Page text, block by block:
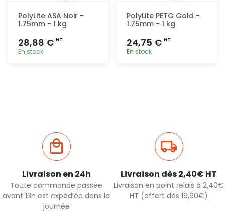
PolyLite ASA Noir -
1.75mm - 1 kg
28,88 € HT
En stock
PolyLite PETG Gold -
1.75mm - 1 kg
24,75 € HT
En stock
Livraison en 24h
Toute commande passée
avant 13h est expédiée dans la
journée
Livraison dès 2,40€ HT
Livraison en point relais à 2,40€
HT (offert dès 19,90€)